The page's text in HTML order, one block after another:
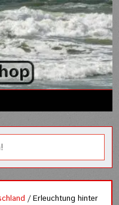
/ Erleuchtung hinter